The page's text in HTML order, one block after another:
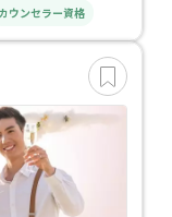
カウンセラー資格